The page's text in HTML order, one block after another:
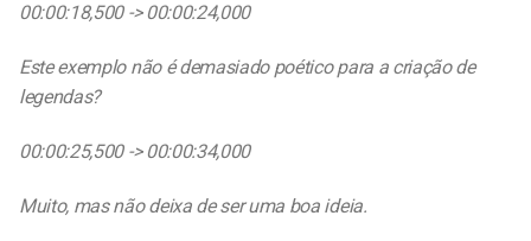
00:00:18,500 -> 00:00:24,000
Este exemplo não é demasiado poético para a criação de
legendas?
00:00:25,500 -> 00:00:34,000
Muito, mas não deixa de ser uma boa ideia.